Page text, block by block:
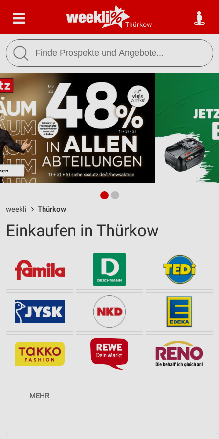
Thürkow
weekli Thürkow
Einkaufen in Thürkow
MEHR